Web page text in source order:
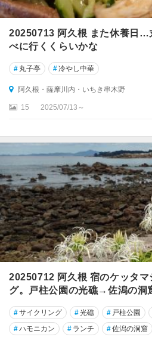
20250713 阿久根 また休養日…
べに行くくらいかな
# 丸子亭 #冷やし中華
阿久根・薩摩川内・いちき串木野
15 2025/07/13～
20250712 阿久根 宿のケッタ
グ。戸柱公園の光礁→佐潟の
#サイクリング #光礁 # 戸柱公園
#ハモニカン # ランチ #佐潟の洞窟